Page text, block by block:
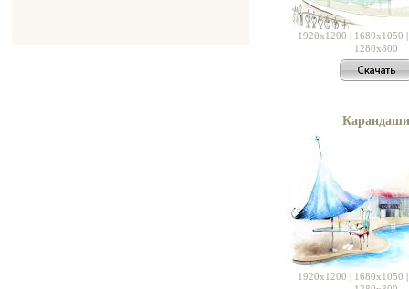
1920x1200 | 1680x1050
1280x800
Карандаши
1920x1200 | 1680x1050